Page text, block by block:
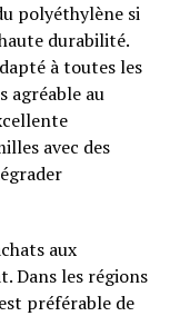
polyéthylène si
durabilité.
à toutes les
agréable au
avec des
aux
Dans les régions
préférable de